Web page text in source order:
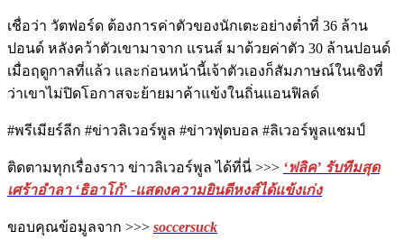
เชื่อว่า วัตฟอร์ด ต้องการค่าตัวของนักเตะอย่างต่ำที่ 36 ล้าน
ปอนด์ หลังคว้าตัวเขามาจาก แรนส์ มาด้วยค่าตัว 30 ล้านปอนด์
เมื่อฤดูกาลที่แล้ว และก่อนหน้านี้เจ้าตัวเองก็สัมภาษณ์ในเชิงที่
ว่าเขาไม่ปิดโอกาสจะย้ายมาค้าแข้งในถิ่นแอนฟิลด์
#พรีเมียร์ลีก #ข่าวลิเวอร์พูล #ข่าวฟุตบอล #ลิเวอร์พูลแชมป์
ติดตามทุกเรื่องราว ข่าวลิเวอร์พูล ได้ที่นี่ >>> ‘ฟลิค’ รับทีมสุด
เศร้าอำลา ‘ธิอาโก้’ -แสดงความยินดีหงส์ได้แข้งเก่ง
ขอบคุณข้อมูลจาก >>> soccersuck